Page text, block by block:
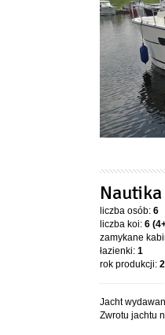
liczba osób: 6
liczba koi: 6
zamykane
łazienki: 1
rok produkcji:
Jacht
Zwrotu jachtu